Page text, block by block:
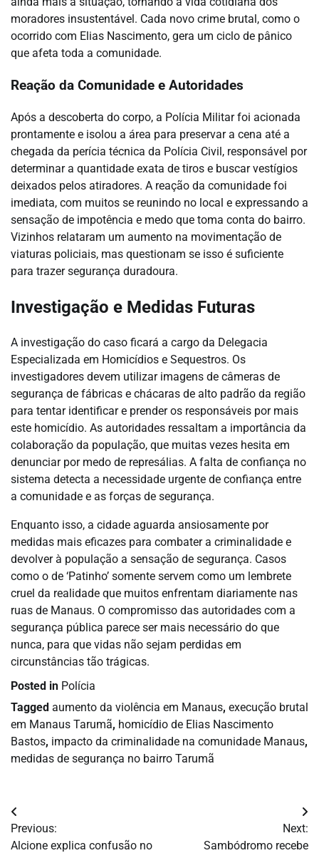
moradores insustentável. Cada novo crime brutal, como o
ocorrido com Elias Nascimento, gera um ciclo de pânico
que afeta toda a comunidade.
Reação da Comunidade e Autoridades
Após a descoberta do corpo, a Polícia Militar foi acionada
prontamente e isolou a área para preservar a cena até a
chegada da perícia técnica da Polícia Civil, responsável por
determinar a quantidade exata de tiros e buscar vestígios
deixados pelos atiradores. A reação da comunidade foi
imediata, com muitos se reunindo no local e expressando a
sensação de impotência e medo que toma conta do bairro.
Vizinhos relataram um aumento na movimentação de
viaturas policiais, mas questionam se isso é suficiente
para trazer segurança duradoura.
Investigação e Medidas Futuras
A investigação do caso ficará a cargo da Delegacia
Especializada em Homicídios e Sequestros. Os
investigadores devem utilizar imagens de câmeras de
segurança de fábricas e chácaras de alto padrão da região
para tentar identificar e prender os responsáveis por mais
este homicídio. As autoridades ressaltam a importância da
colaboração da população, que muitas vezes hesita em
denunciar por medo de represálias. A falta de confiança no
sistema detecta a necessidade urgente de confiança entre
a comunidade e as forças de segurança.
Enquanto isso, a cidade aguarda ansiosamente por
medidas mais eficazes para combater a criminalidade e
devolver à população a sensação de segurança. Casos
como o de ‘Patinho’ somente servem como um lembrete
cruel da realidade que muitos enfrentam diariamente nas
ruas de Manaus. O compromisso das autoridades com a
segurança pública parece ser mais necessário do que
nunca, para que vidas não sejam perdidas em
circunstâncias tão trágicas.
Posted in Polícia
Tagged aumento da violência em Manaus, execução brutal
em Manaus Tarumã, homicídio de Elias Nascimento
Bastos, impacto da criminalidade na comunidade Manaus,
medidas de segurança no bairro Tarumã
Navegação
de
Previous:
Alcione explica confusão no
Next:
Sambódromo recebe